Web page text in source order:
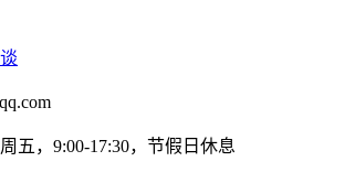
五，9:00-17:30，节假日休息